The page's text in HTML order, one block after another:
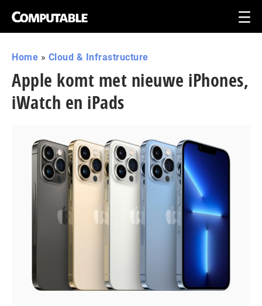
Home » Cloud & Infrastructure
Apple komt met nieuwe iPhones,
iWatch en iPads